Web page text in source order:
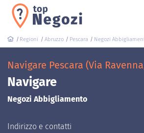
Regioni Abruzzo Pescara Negozi
Navigare Pescara (Via
Navigare
Negozi Abbigliamento
Indirizzo e contatti